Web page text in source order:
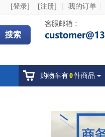
[登录] [注册] 我的订单
搜索
购物车有0件商品